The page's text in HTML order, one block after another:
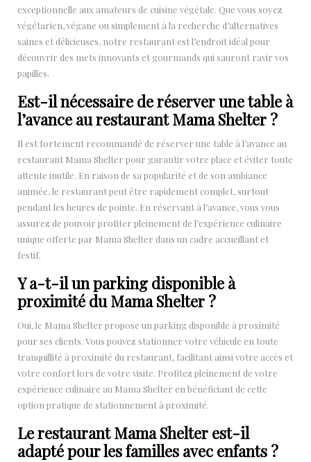
exceptionnelle aux amateurs de cuisine végétale. Que vous soyez
végétarien, végane ou simplement à la recherche d’alternatives
saines et délicieuses, notre restaurant est l’endroit idéal pour
découvrir des mets innovants et gourmands qui sauront ravir vos
papilles.
Est-il nécessaire de réserver une table à
l’avance au restaurant Mama Shelter ?
Il est fortement recommandé de réserver une table à l’avance au
restaurant Mama Shelter pour garantir votre place et éviter toute
attente inutile. En raison de sa popularité et de son ambiance
animée, le restaurant peut être rapidement complet, surtout
pendant les heures de pointe. En réservant à l’avance, vous vous
assurez de pouvoir profiter pleinement de l’expérience culinaire
unique offerte par Mama Shelter dans un cadre accueillant et
festif.
Y a-t-il un parking disponible à
proximité du Mama Shelter ?
Oui, le Mama Shelter propose un parking disponible à proximité
pour ses clients. Vous pouvez stationner votre véhicule en toute
tranquillité à proximité du restaurant, facilitant ainsi votre accès et
votre confort lors de votre visite. Profitez pleinement de votre
expérience culinaire au Mama Shelter en bénéficiant de cette
option pratique de stationnement à proximité.
Le restaurant Mama Shelter est-il
adapté pour les familles avec enfants ?